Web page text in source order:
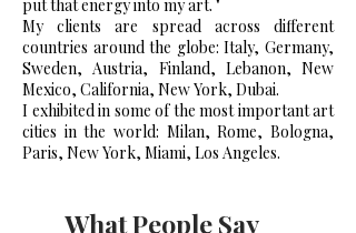
put that energy into my art. "
My clients are spread across different
countries around the globe: Italy, Germany,
Sweden, Austria, Finland, Lebanon, New
Mexico, California, New York, Dubai.
I exhibited in some of the most important art
cities in the world: Milan, Rome, Bologna,
Paris, New York, Miami, Los Angeles.
What People Say